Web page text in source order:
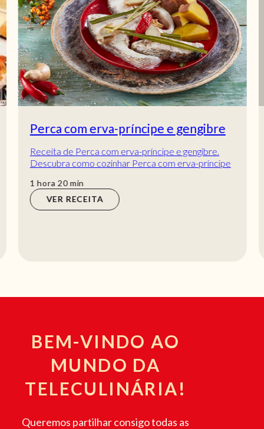
Perca com erva-príncipe e gengibre
Receita de Perca com erva-príncipe e gengibre.
Descubra como cozinhar Perca com erva-príncipe
1 hora
hora 20min
min
VER RECEITA
BEM-VINDO AO
MUNDO DA
TELECULINÁRIA!
Queremos partilhar consigo todas as